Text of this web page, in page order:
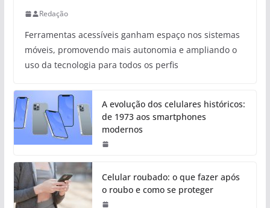
Redação
Ferramentas acessíveis ganham espaço nos sistemas
móveis, promovendo mais autonomia e ampliando o
uso da tecnologia para todos os perfis
A evolução dos celulares históricos:
de 1973 aos smartphones
modernos
Celular roubado: o que fazer após
o roubo e como se proteger